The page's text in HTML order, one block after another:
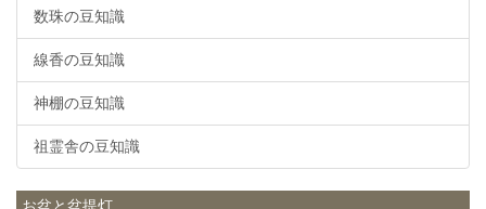
数珠の豆知識
線香の豆知識
神棚の豆知識
祖霊舎の豆知識
お盆と盆提灯